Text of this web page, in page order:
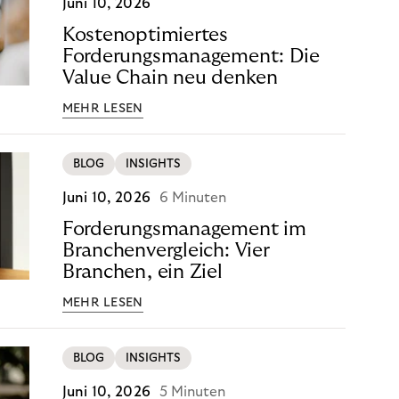
Juni 10, 2026
Kostenoptimiertes
Forderungsmanagement: Die
Value Chain neu denken
MEHR LESEN
BLOG INSIGHTS
Juni 10, 2026 6 Minuten
Forderungsmanagement im
Branchenvergleich: Vier
Branchen, ein Ziel
MEHR LESEN
BLOG INSIGHTS
Juni 10, 2026 5 Minuten